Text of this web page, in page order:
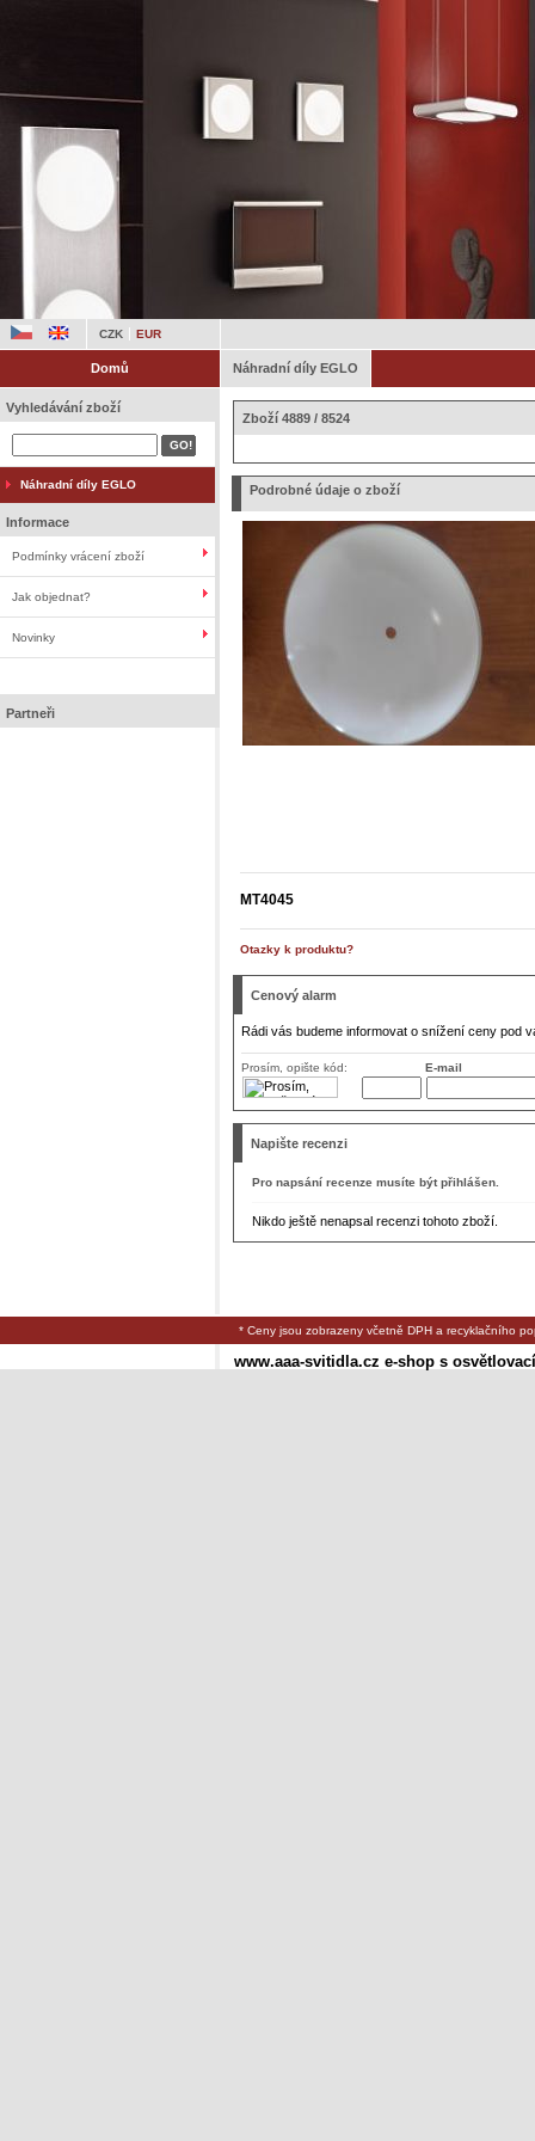
CZK EUR
Domů Náhradní díly EGLO
Vyhledávání zboží
Náhradní díly EGLO
Informace
Podmínky vrácení zboží
Jak objednat?
Novinky
Partneři
Zboží 4889 / 8524
Podrobné údaje o zboží
MT4045
Otazky k produktu?
Cenový alarm
Rádi vás budeme informovat o snížení ceny pod
Prosím, opište kód: E-mail
Napište recenzi
Pro napsání recenze musíte být přihlášen.
Nikdo ještě nenapsal recenzi tohoto zboží.
* Ceny jsou zobrazeny včetně DPH a recyklačního
www.aaa-svitidla.cz e-shop s